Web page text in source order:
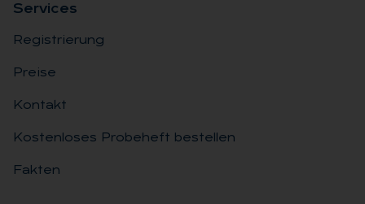
Ser­vices
Registrierung
Preise
Kontakt
Kostenloses Probeheft bestellen
Fakten